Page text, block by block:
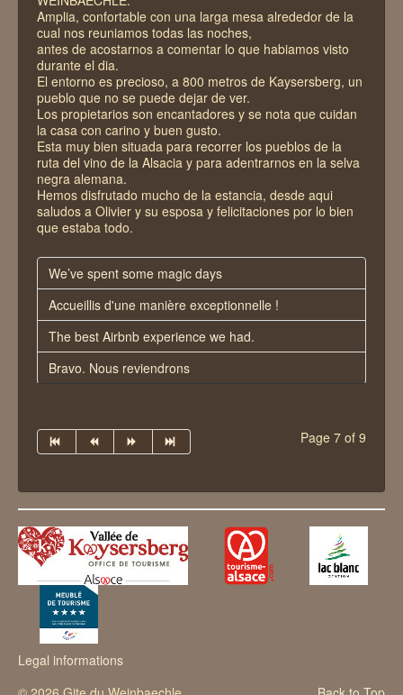
Amplia, confortable con una larga mesa alrededor de la
cual nos reuniamos todas las noches,
antes de acostarnos a comentar lo que habiamos visto
durante el dia.
El entorno es precioso, a 800 metros de Kaysersberg, un
pueblo que no se puede dejar de ver.
Los propietarios son encantadores y se nota que cuidan
la casa con carino y buen gusto.
Esta muy bien situada para recorrer los pueblos de la
ruta del vino de la Alsacia y para adentrarnos en la selva
negra alemana.
Hemos disfrutado mucho de la estancia, desde aqui
saludos a Olivier y su esposa y felicitaciones por lo bien
que estaba todo.
We’ve spent some magic days
Accueillis d'une manière exceptionnelle !
The best Airbnb experience we had.
Bravo. Nous reviendrons
Page 7 of 9
Legal informations